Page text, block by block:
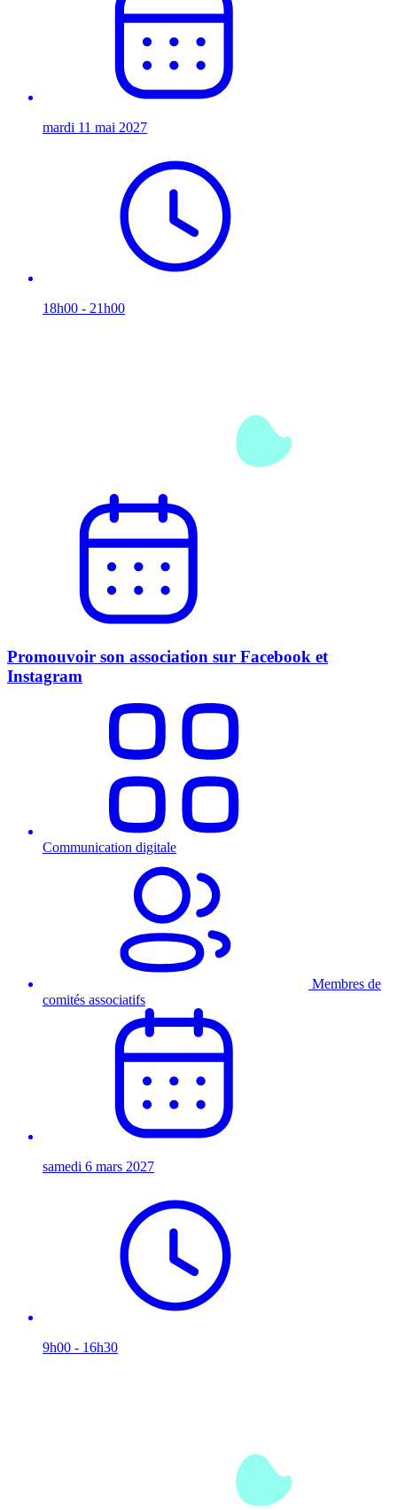
mardi 11 mai 2027
18h00 - 21h00
Promouvoir son association sur Facebook et
Instagram
Communication digitale
Membres de
comités associatifs
samedi 6 mars 2027
9h00 - 16h30